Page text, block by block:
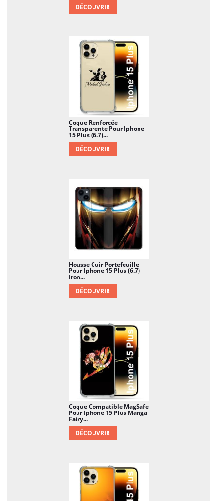
DÉCOUVRIR
Coque Renforcée
Transparente Pour Iphone
15 Plus (6.7)...
DÉCOUVRIR
Housse Cuir Portefeuille
Pour Iphone 15 Plus (6.7)
Iron...
DÉCOUVRIR
Coque Compatible MagSafe
Pour Iphone 15 Plus Manga
Fairy...
DÉCOUVRIR